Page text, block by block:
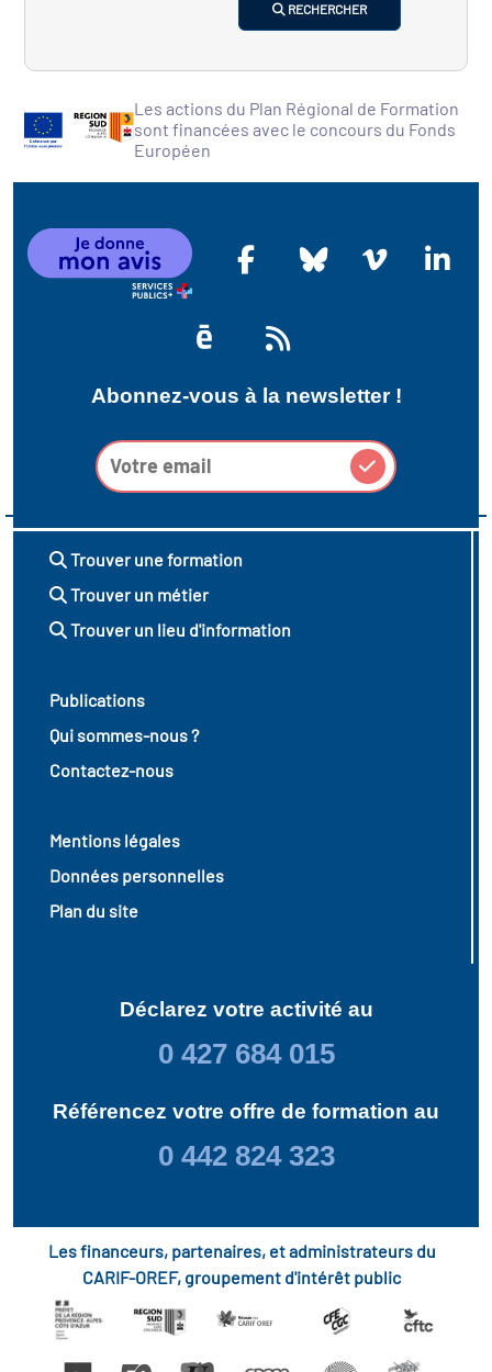
RECHERCHER
Les actions du Plan Régional de Formation
sont financées avec le concours du Fonds
Européen
Abonnez-vous à la newsletter !
Trouver une formation
Trouver un métier
Trouver un lieu d'information
Publications
Qui sommes-nous ?
Contactez-nous
Mentions légales
Données personnelles
Plan du site
Déclarez votre activité au
0 427 684 015
Référencez votre offre de formation au
0 442 824 323
Les financeurs, partenaires, et administrateurs du
CARIF-OREF, groupement d'intérêt public